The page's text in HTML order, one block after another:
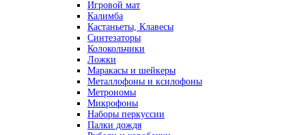
Игровой мат
Калимба
Кастаньеты, Клавесы
Синтезаторы
Колокольчики
Ложки
Маракасы и шейкеры
Металлофоны и ксилофоны
Метрономы
Микрофоны
Наборы перкуссии
Палки дождя